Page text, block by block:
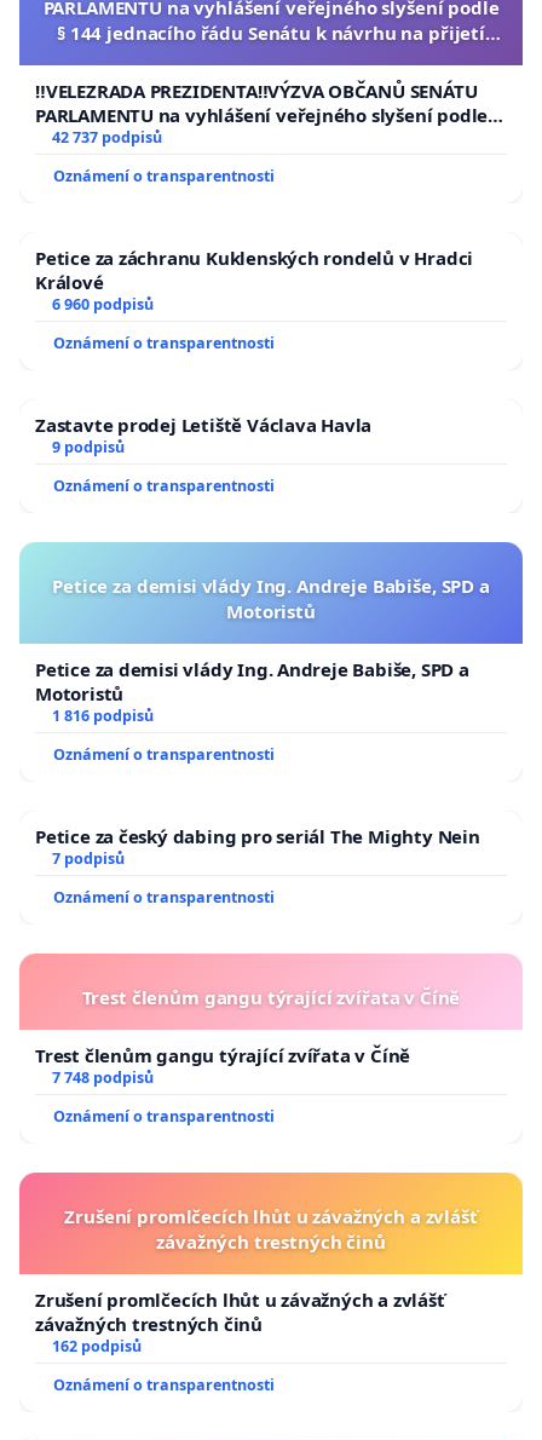
PARLAMENTU na vyhlášení veřejného slyšení podle
§ 144 jednacího řádu Senátu k návrhu na přijetí
republiky
‼️VELEZRADA PREZIDENTA‼️VÝZVA OBČANŮ SENÁTU
PARLAMENTU na vyhlášení veřejného slyšení podle §
144 jednacího řádu Senátu k návrhu na přijetí
republiky
42 737 podpisů
Oznámení o transparentnosti
Petice za záchranu Kuklenských rondelů v Hradci
Králové
6 960 podpisů
Oznámení o transparentnosti
Zastavte prodej Letiště Václava Havla
9 podpisů
Oznámení o transparentnosti
Petice za demisi vlády Ing. Andreje Babiše, SPD a
Motoristů
Petice za demisi vlády Ing. Andreje Babiše, SPD a
Motoristů
1 816 podpisů
Oznámení o transparentnosti
Petice za český dabing pro seriál The Mighty Nein
7 podpisů
Oznámení o transparentnosti
Trest členům gangu týrající zvířata v Číně
Trest členům gangu týrající zvířata v Číně
7 748 podpisů
Oznámení o transparentnosti
Zrušení promlčecích lhůt u závažných a zvlášť
závažných trestných činů
Zrušení promlčecích lhůt u závažných a zvlášť
závažných trestných činů
162 podpisů
Oznámení o transparentnosti